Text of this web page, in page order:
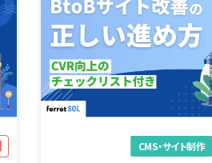
CMS・サイト制作